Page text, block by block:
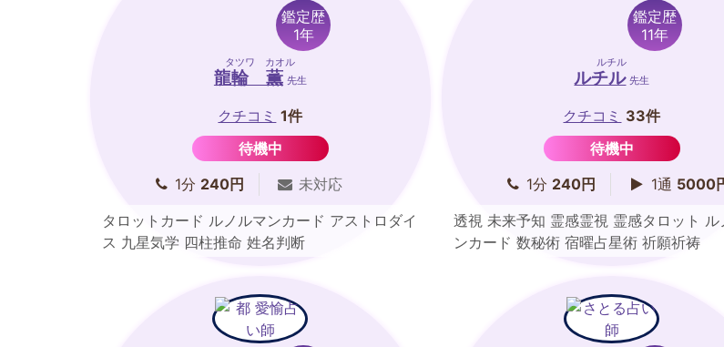
鑑定歴
1年
タツワ カオル
龍輪 薫 先生
クチコミ 1件
待機中
1分 240円
未対応
タロットカード ルノルマンカード アストロダイ
ス 九星気学 四柱推命 姓名判断
鑑定歴
11年
ルチル
ルチル 先生
クチコミ 33件
待機中
1分 240円 1通 5000
透視 未来予知 霊感霊視 霊感タロット ル
ンカード 数秘術 宿曜占星術 祈願祈祷